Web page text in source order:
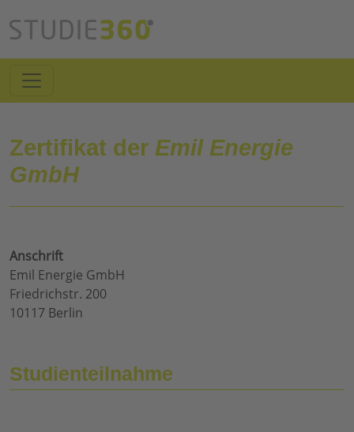
Zertifikat der Emil Energie
GmbH
Anschrift
Emil Energie GmbH
Friedrichstr. 200
10117 Berlin
Studienteilnahme